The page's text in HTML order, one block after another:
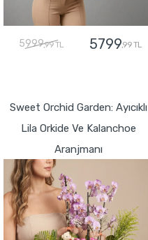
5999,99 TL 5799,99 TL
Sweet Orchid Garden: Ayıcıklı
Lila Orkide Ve Kalanchoe
Aranjmanı